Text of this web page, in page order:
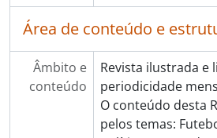
Área de conteúdo e
Âmbito e
conteúdo
Revista ilustrada e
periodicidade
O conteúdo desta
pelos temas: